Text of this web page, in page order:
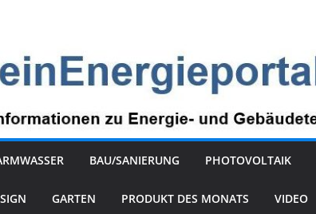
BAU/SANIERUNG PHOTOVOLTAIK
GARTEN PRODUKT DES MONATS VIDEO